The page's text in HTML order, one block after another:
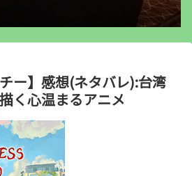
ー】感想(ネタバレ):台湾
く心温まるアニメ